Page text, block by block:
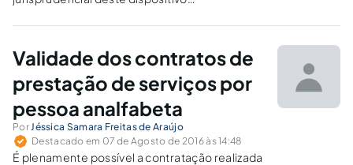
do código de ética médica e do direito de livre
Validade dos contratos de
prestação de serviços por
pessoa analfabeta
PorJéssica Samara Freitas de Araújo
Destacado em 07 de Agosto de 2016 às 14:48
É plenamente possível a contratação realizada